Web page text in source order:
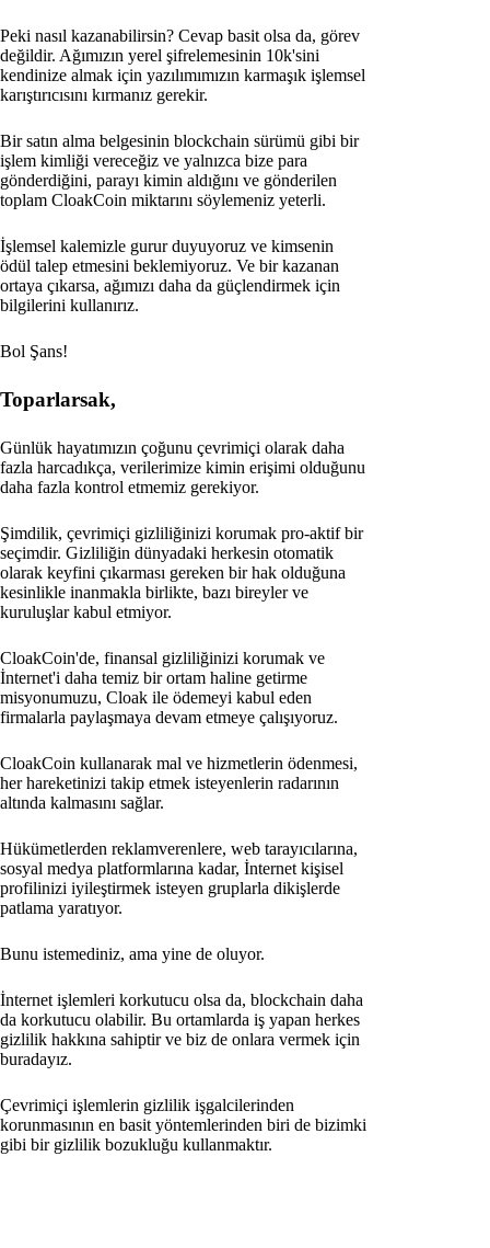
Peki nasıl kazanabilirsin? Cevap basit olsa da, görev
değildir. Ağımızın yerel şifrelemesinin 10k'sini
kendinize almak için yazılımımızın karmaşık işlemsel
karıştırıcısını kırmanız gerekir.
Bir satın alma belgesinin blockchain sürümü gibi bir
işlem kimliği vereceğiz ve yalnızca bize para
gönderdiğini, parayı kimin aldığını ve gönderilen
toplam CloakCoin miktarını söylemeniz yeterli.
İşlemsel kalemizle gurur duyuyoruz ve kimsenin
ödül talep etmesini beklemiyoruz. Ve bir kazanan
ortaya çıkarsa, ağımızı daha da güçlendirmek için
bilgilerini kullanırız.
Bol Şans!
Toparlarsak,
Günlük hayatımızın çoğunu çevrimiçi olarak daha
fazla harcadıkça, verilerimize kimin erişimi olduğunu
daha fazla kontrol etmemiz gerekiyor.
Şimdilik, çevrimiçi gizliliğinizi korumak pro-aktif bir
seçimdir. Gizliliğin dünyadaki herkesin otomatik
olarak keyfini çıkarması gereken bir hak olduğuna
kesinlikle inanmakla birlikte, bazı bireyler ve
kuruluşlar kabul etmiyor.
CloakCoin'de, finansal gizliliğinizi korumak ve
İnternet'i daha temiz bir ortam haline getirme
misyonumuzu, Cloak ile ödemeyi kabul eden
firmalarla paylaşmaya devam etmeye çalışıyoruz.
CloakCoin kullanarak mal ve hizmetlerin ödenmesi,
her hareketinizi takip etmek isteyenlerin radarının
altında kalmasını sağlar.
Hükümetlerden reklamverenlere, web tarayıcılarına,
sosyal medya platformlarına kadar, İnternet kişisel
profilinizi iyileştirmek isteyen gruplarla dikişlerde
patlama yaratıyor.
Bunu istemediniz, ama yine de oluyor.
İnternet işlemleri korkutucu olsa da, blockchain daha
da korkutucu olabilir. Bu ortamlarda iş yapan herkes
gizlilik hakkına sahiptir ve biz de onlara vermek için
buradayız.
Çevrimiçi işlemlerin gizlilik işgalcilerinden
korunmasının en basit yöntemlerinden biri de bizimki
gibi bir gizlilik bozukluğu kullanmaktır.